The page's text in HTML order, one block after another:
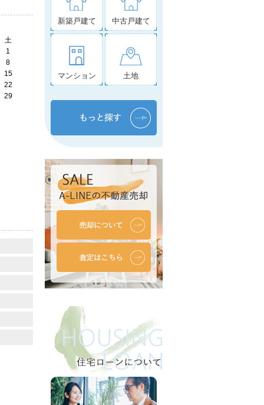
土
1
8
15
22
29
新築戸建て 中古戸建て
マンション 土地